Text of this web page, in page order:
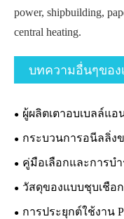
power, shipbuilding,
central heating.
บทความอื่นๆของ
ผู้ผลิตเตาอบเบลล์แอ
กระบวนการอนีลลิ่ง
คู่มือเลือกและการบำรุง
วัสดุของแบบชุบเชือ
การประยุกต์ใช้งาน PLC